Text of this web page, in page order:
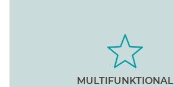
MULTIFUNKTIONAL